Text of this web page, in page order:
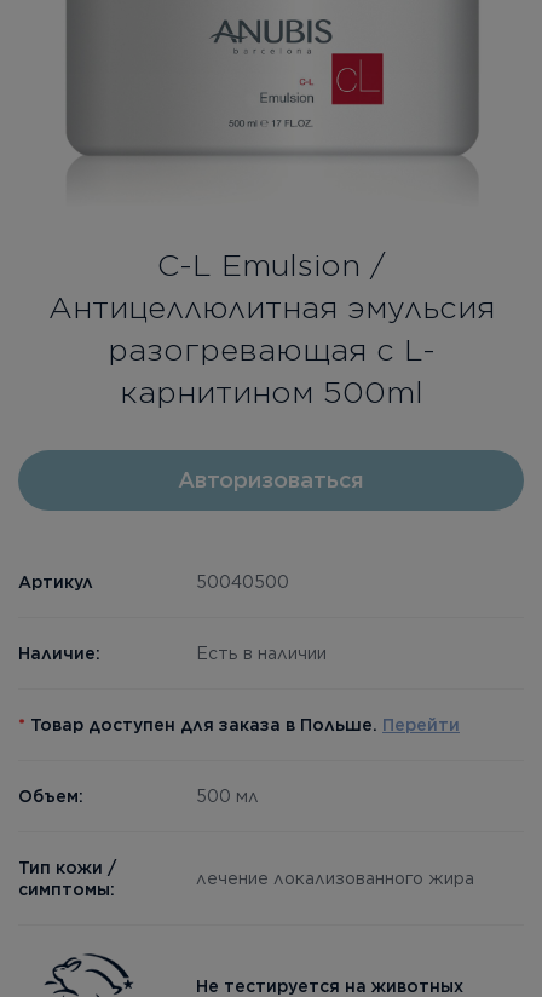
Бесплатная консультация
UA
C-L Emulsion /
Антицеллюлитная эмульсия
разогревающая с L-
карнитином 500ml
Авторизоваться
Артикул 50040500
Наличие: Есть в наличии
* Товар доступен для заказа в Польше. Перейти
Объем: 500 мл
Тип кожи /
симптомы:
лечение локализованного жира
Не тестируется на животных